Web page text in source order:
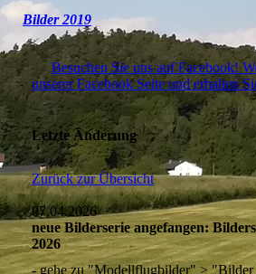
Bilder 2019
Besuchen Sie uns auf Facebook!
unserer Facebook Seite und erhalten
Letzte Änderung
Zurück zur Übersicht
07.04.2026
neue Bilderserie angefangen:
2026
- gehe zu "Modellflugbilder" > "Bilder